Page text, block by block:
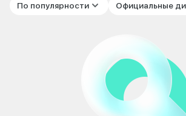
По популярности Официальные